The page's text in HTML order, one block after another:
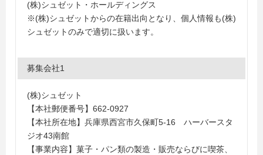
(株)シュゼット・ホールディングス
※(株)シュゼットからの在籍出向となり、個人情報も(株)
シュゼットのみで適切に扱います。
募集会社1
(株)シュゼット
【本社郵便番号】662-0927
【本社所在地】兵庫県西宮市久保町5-16 ハーバースタ
ジオ43南館
【事業内容】菓子・パン類の製造・販売ならびに喫茶、